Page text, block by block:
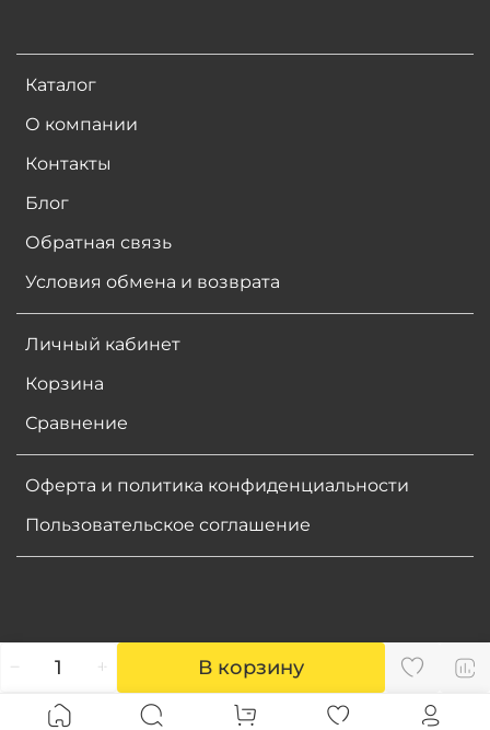
В корзину
Каталог
О компании
Контакты
Блог
Обратная связь
Условия обмена и возврата
Личный кабинет
Корзина
Сравнение
Оферта и политика конфиденциальности
Пользовательское соглашение